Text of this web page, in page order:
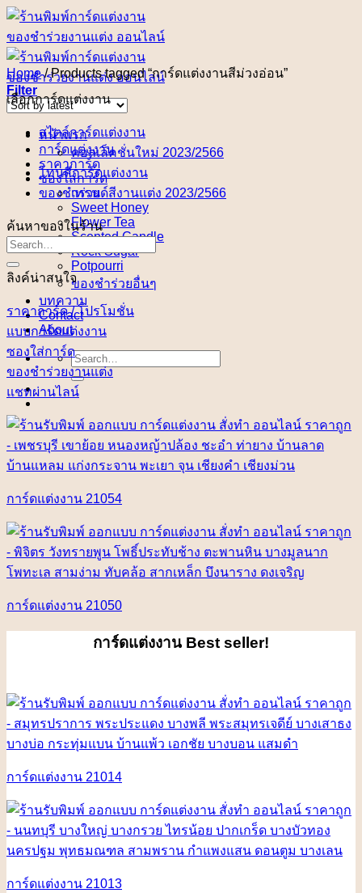
Skip
content
หน้าแรก
การ์ดแต่งงาน
ราคาการ์ด
ซองใส่การ์ด
ของชำร่วย
Sweet Honey
Flower Tea
Scented Candle
Rock Sugar
Potpourri
ของชำร่วยอื่นๆ
บทความ
Contact
About
Search
for:
Home /Products tagged “การ์ดแต่งงานสีม่วงอ่อน”
Filter
เลือกการ์ดแต่งงาน
สไตล์การ์ดแต่งงาน
คอลเล็คชั่นใหม่ 2023/2566
โทนสีการ์ดแต่งงาน
เทรนด์สีงานแต่ง 2023/2566
ค้นหาของในร้าน
ลิงค์น่าสนใจ
ราคาการ์ด / โปรโมชั่น
แบบการ์ดแต่งงาน
ซองใส่การ์ด
ของชำร่วยงานแต่ง
แชทผ่านไลน์
การ์ดแต่งงาน 21054
การ์ดแต่งงาน 21050
การ์ดแต่งงาน Best seller!
การ์ดแต่งงาน 21014
การ์ดแต่งงาน 21013